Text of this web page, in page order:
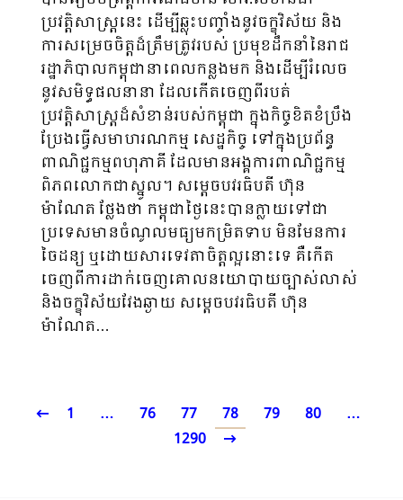
ប្រវត្តិសាស្ត្រនេះ ដើម្បីឆ្លុះបញ្ចាំងនូវចក្ខុវិស័យ និង
ការសម្រេចចិត្តដ៏ត្រឹមត្រូវរបស់ ប្រមុខដឹកនាំនៃរាជ
រដ្ឋាភិបាលកម្ពុជានាពេលកន្លងមក និងដើម្បីរំលេច
នូវសមិទ្ធផលនានា ដែលកើតចេញពីរបត់
ប្រវត្តិសាស្ត្រដ៏សំខាន់របស់កម្ពុជា ក្នុងកិច្ចខិតខំប្រឹង
ប្រែងធ្វើសមាហរណកម្ម សេដ្ឋកិច្ច ទៅក្នុងប្រព័ន្ធ
ពាណិជ្ជកម្មពហុភាគី ដែលមានអង្គការពាណិជ្ជកម្ម
ពិភពលោកជាស្នូល។ សម្ដេចបវរធិបតី ហ៊ុន
ម៉ាណែត ថ្លែងថា កម្ពុជាថ្ងៃនេះបានក្លាយទៅជា
ប្រទេសមានចំណូលមធ្យមកម្រិតទាប មិនមែនការ
ចៃដន្យ ឬដោយសារទេវតាចិត្តល្អនោះទេ គឺកើត
ចេញពីការដាក់ចេញគោលនយោបាយច្បាស់លាស់
និងចក្ខុវិស័យវែងឆ្ងាយ សម្ដេចបវរធិបតី ហ៊ុន
ម៉ាណែត…
1 … 76 77 78 79 80
…
1290